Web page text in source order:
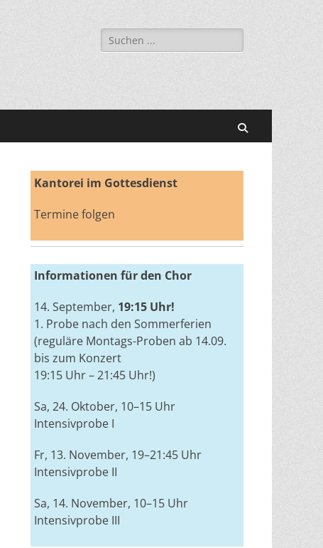
Suchen
nach:
Kantorei im Gottesdienst
Termine folgen
Informationen für den Chor
14. September, 19:15 Uhr!
1. Probe nach den Sommerferien
(reguläre Montags-Proben ab 14.09.
bis zum Konzert
19:15 Uhr – 21:45 Uhr!)
Sa, 24. Oktober, 10–15 Uhr
Intensivprobe I
Fr, 13. November, 19–21:45 Uhr
Intensivprobe II
Sa, 14. November, 10–15 Uhr
Intensivprobe III